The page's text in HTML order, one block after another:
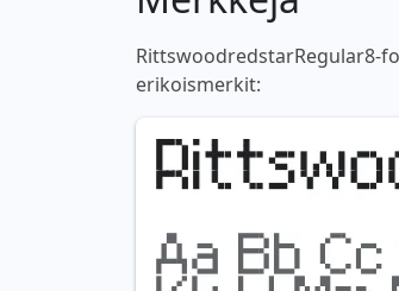
RittswoodredstarRegular8-
erikoismerkit: